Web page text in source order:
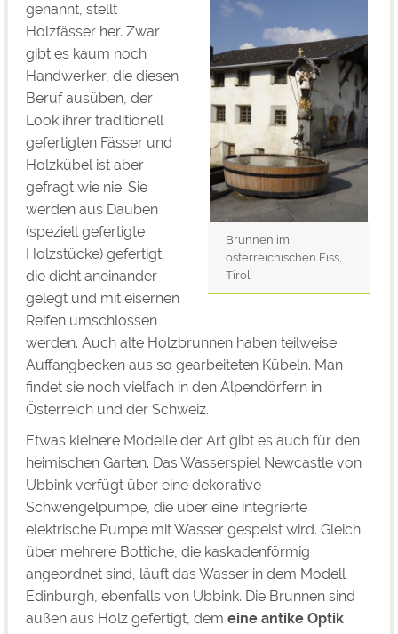
Brunnen im
österreichischen Fiss,
Tirol
genannt, stellt
Holzfässer her. Zwar
gibt es kaum noch
Handwerker, die diesen
Beruf ausüben, der
Look ihrer traditionell
gefertigten Fässer und
Holzkübel ist aber
gefragt wie nie. Sie
werden aus Dauben
(speziell gefertigte
Holzstücke) gefertigt,
die dicht aneinander
gelegt und mit eisernen
Reifen umschlossen
werden. Auch alte Holzbrunnen haben teilweise
Auffangbecken aus so gearbeiteten Kübeln. Man
findet sie noch vielfach in den Alpendörfern in
Österreich und der Schweiz.
Etwas kleinere Modelle der Art gibt es auch für den
heimischen Garten. Das Wasserspiel Newcastle von
Ubbink verfügt über eine dekorative
Schwengelpumpe, die über eine integrierte
elektrische Pumpe mit Wasser gespeist wird. Gleich
über mehrere Bottiche, die kaskadenförmig
angeordnet sind, läuft das Wasser in dem Modell
Edinburgh, ebenfalls von Ubbink. Die Brunnen sind
außen aus Holz gefertigt, dem eine antike Optik